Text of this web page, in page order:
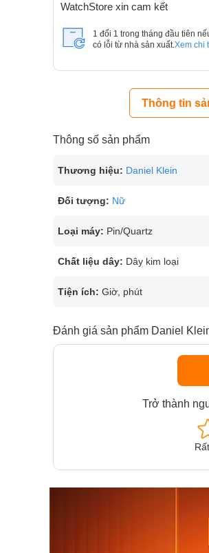
WatchStore xin cam kết
1 đổi 1 trong tháng đầu tiên
có lỗi từ nhà sản xuất. Xem chi
Thông tin
Thông số sản phẩm
Thương hiệu: Daniel Klein
Đối tượng: Nữ
Loại máy: Pin/Quartz
Chất liệu dây: Dây kim loại
Tiện ích: Giờ, phút
Đánh giá sản phẩm Daniel
Trở thành